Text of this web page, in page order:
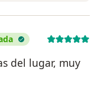
del lugar, muy